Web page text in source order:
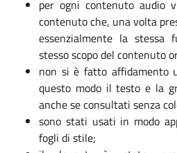
per ogni contenuto audio
contenuto che, una volta
essenzialmente la stessa
stesso scopo del contenuto
non si è fatto affidamento
questo modo il testo e la
anche se consultati senza
sono stati usati in modo
fogli di stile;